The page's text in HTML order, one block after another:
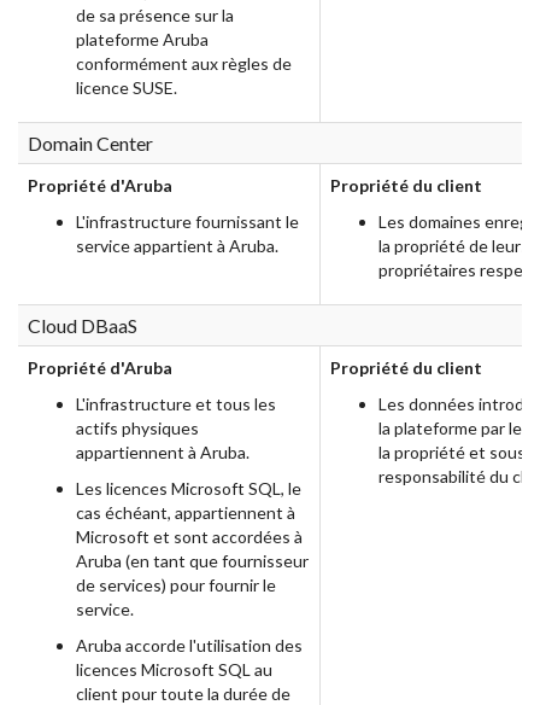
de sa présence sur la
plateforme Aruba
conformément aux règles de
licence SUSE.
Domain Center
Propriété d'Aruba
L'infrastructure fournissant le
service appartient à Aruba.
Propriété du client
Les domaines
la propriété de leurs
propriétaires
Cloud DBaaS
Propriété d'Aruba
L'infrastructure et tous les
actifs physiques
appartiennent à Aruba.
Les licences Microsoft SQL, le
cas échéant, appartiennent à
Microsoft et sont accordées à
Aruba (en tant que fournisseur
de services) pour fournir le
service.
Aruba accorde l'utilisation des
licences Microsoft SQL au
client pour toute la durée de
Propriété du client
Les données
la plateforme par le
la propriété et sous la
responsabilité du